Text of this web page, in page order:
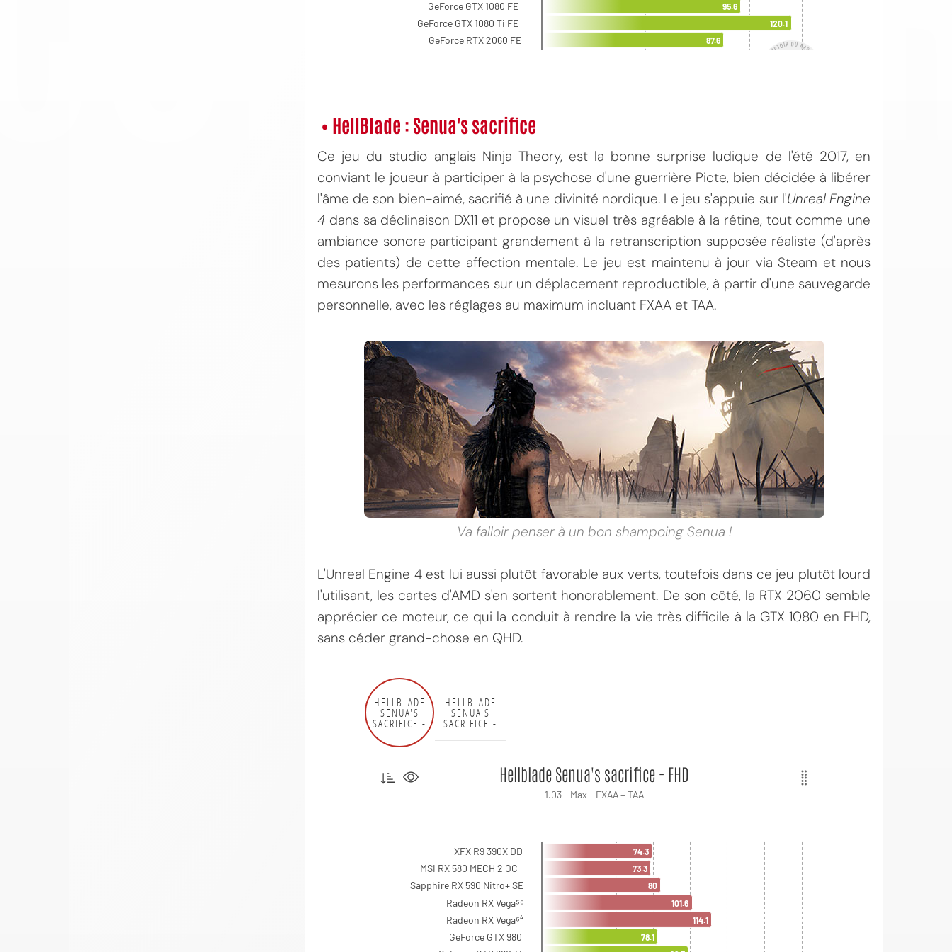
• HellBlade : Senua's sacrifice
Ce jeu du studio anglais Ninja Theory, est la bonne surprise ludique de l'été 2017, en
conviant le joueur à participer à la psychose d'une guerrière Picte, bien décidée à libérer
l'âme de son bien-aimé, sacrifié à une divinité nordique. Le jeu s'appuie sur l'Unreal Engine
4 dans sa déclinaison DX11 et propose un visuel très agréable à la rétine, tout comme une
ambiance sonore participant grandement à la retranscription supposée réaliste (d'après
des patients) de cette affection mentale. Le jeu est maintenu à jour via Steam et nous
mesurons les performances sur un déplacement reproductible, à partir d'une sauvegarde
personnelle, avec les réglages au maximum incluant FXAA et TAA.
Va falloir penser à un bon shampoing Senua !
L'Unreal Engine 4 est lui aussi plutôt favorable aux verts, toutefois dans ce jeu plutôt lourd
l'utilisant, les cartes d'AMD s'en sortent honorablement. De son côté, la RTX 2060 semble
apprécier ce moteur, ce qui la conduit à rendre la vie très difficile à la GTX 1080 en FHD,
sans céder grand-chose en QHD.